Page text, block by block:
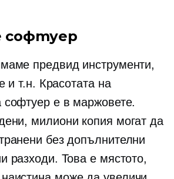
софтуер
предвид инструменти,
и т.н. Красотата на
софтуер е в маржовете.
милиони копия могат да
без допълнителни
разходи. Това е мястото,